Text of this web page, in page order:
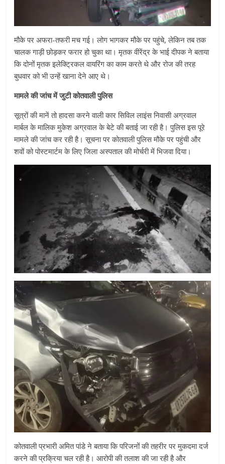
मौके पर अफरा-तफरी मच गई। लोग भागकर मौके पर पहुंचे, लेकिन तब तक
चालक गाड़ी छोड़कर फरार हो चुका था। मृतक वीरेंद्र के भाई दीपक ने बताया
कि दोनों मृतक इलेक्ट्रिकल वायरिंग का काम करते थे और रोज की तरह
बुधवार को भी उन्हें खाना देने आए थे।
मामले की जांच में जुटी कोतवाली पुलिस
सूत्रों की मानें तो हादसा करने वाली कार सिविल लाइंस निवासी अग्रवाल
मार्बल के मालिक मुकेश अग्रवाल के बेटे की बताई जा रही है। पुलिस इस पूरे
मामले की जांच कर रही है। सूचना पर कोतवाली पुलिस मौके पर पहुंची और
शवों को पोस्टमार्टम के लिए जिला अस्पताल की मोर्चरी में भिजवा दिया।
कोतवाली प्रभारी अमित पांडे ने बताया कि परिजनों की तहरीर पर मुकदमा दर्ज
करने की प्रक्रिया चल रही है। आरोपी की तलाश की जा रही है और